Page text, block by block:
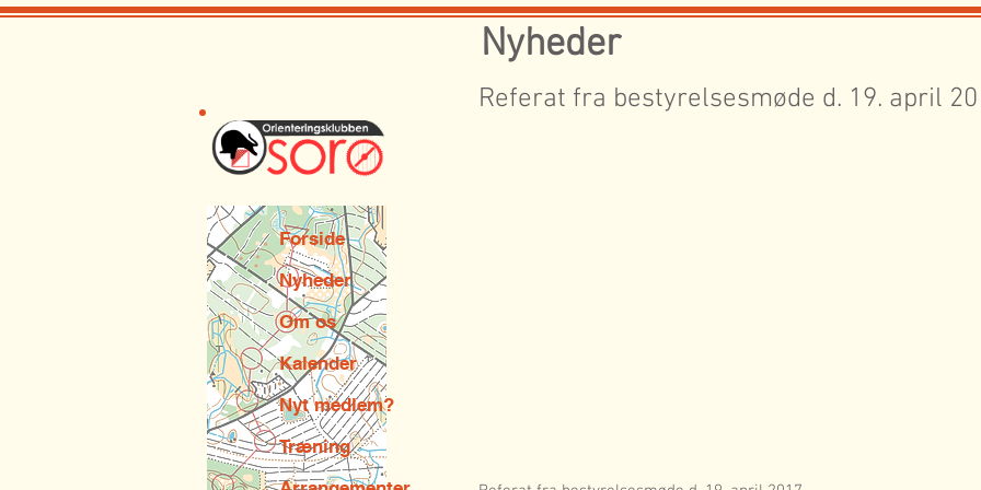
Nyheder
Referat fra bestyrelsesmøde d. 19. april
Forside
Nyheder
Om os
Kalender
Nyt medlem?
Træning